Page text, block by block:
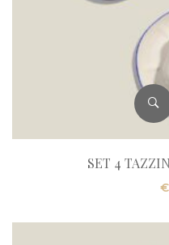
SET 4
€